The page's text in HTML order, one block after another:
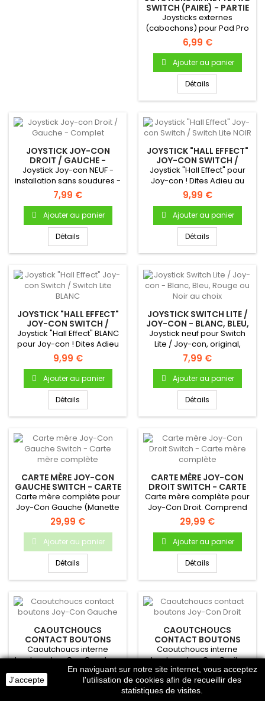
SWITCH (PAIRE) - PARTIE
EXTERNE -
Joysticks externes
(cabochons) pour Pad Pro
Switch - Produit neuf &
original
6,99 €
Ajouter au panier
Détails
JOYSTICK JOY-CON
DROIT / GAUCHE -
COMPLET
Joystick Joy-con NEUF -
installation sans soudures -
Complet, avec sa nappe...
7,99 €
Ajouter au panier
Détails
JOYSTICK "HALL EFFECT"
JOY-CON SWITCH /
SWITCH LITE NOIR
Joystick "Hall Effect" pour
Joy-con ! Dites Adieu au
Joy-con Drift grâce à la...
9,99 €
Ajouter au panier
Détails
JOYSTICK "HALL EFFECT"
JOY-CON SWITCH /
SWITCH LITE BLANC
Joystick "Hall Effect" BLANC
pour Joy-con ! Dites Adieu
au Joy-con Drift...
9,99 €
Ajouter au panier
Détails
JOYSTICK SWITCH LITE /
JOY-CON - BLANC, BLEU,
ROUGE OU NOIR AU
CHOIX
Joystick neuf pour Switch
Lite / Joy-con, original,
couleur au choix....
7,99 €
Ajouter au panier
Détails
CARTE MÈRE JOY-CON
GAUCHE SWITCH - CARTE
MÈRE COMPLÈTE
Carte mère complète pour
Joy-Con Gauche (Manette
Nintendo Switch)
29,99 €
Ajouter au panier
Détails
CARTE MÈRE JOY-CON
DROIT SWITCH - CARTE
MÈRE COMPLÈTE
Carte mère complète pour
Joy-Con Droit. Comprend
les boutons R et Plus.
29,99 €
Ajouter au panier
Détails
CAOUTCHOUCS
CONTACT BOUTONS
JOY-CON GAUCHE
Caoutchoucs interne
boutons Joy-Con Gauche -
Nintendo Switch
2,99 €
CAOUTCHOUCS
CONTACT BOUTONS
JOY-CON DROIT
Caoutchoucs interne
boutons Joy-Con Droit -
Nintendo Switch
2,99 €
Ajouter au panier
J'accepte
En naviguant sur notre site internet, vous acceptez
l'utilisation de cookies afin de recueillir des
statistiques de visites.